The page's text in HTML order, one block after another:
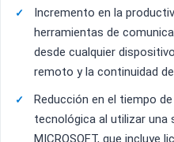
Incremento en la
herramientas de
desde cualquier
remoto y la continuidad
Reducción en el tiempo
tecnológica al utilizar una
MICROSOFT, que incluye